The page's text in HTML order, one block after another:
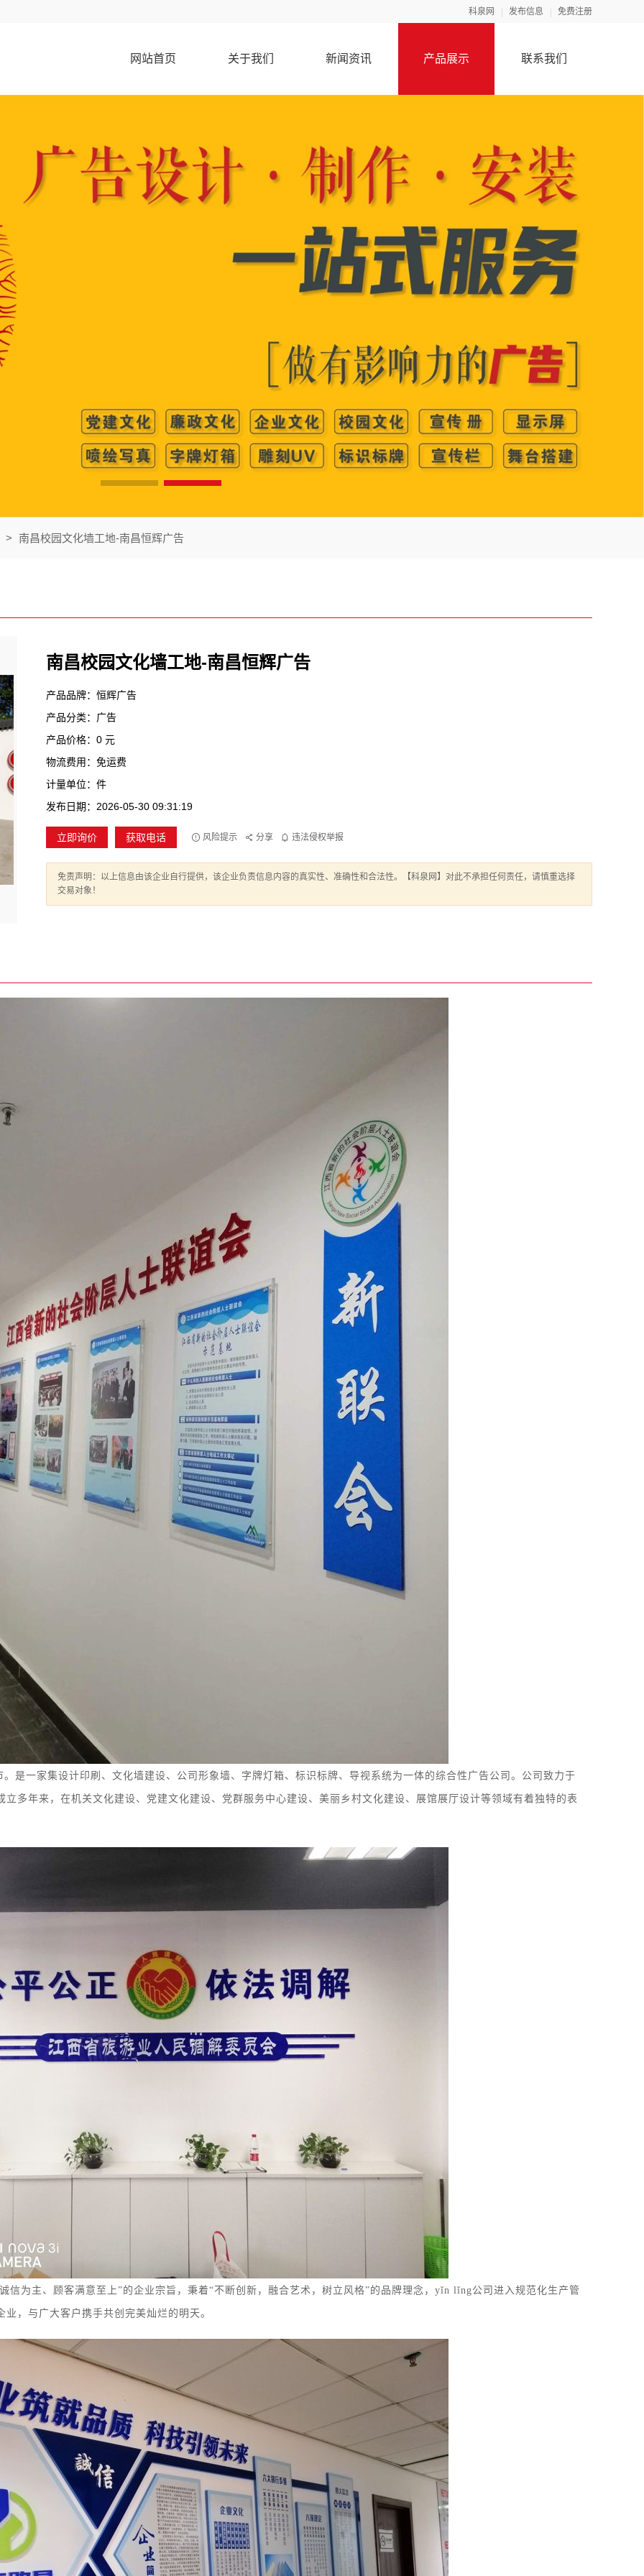
科泉网 发布信息 免费注册
网站首页 关于我们 新闻资讯 产品展示 联系我们
> 南昌校园文化墙工地-南昌恒辉广告
南昌校园文化墙工地-南昌恒辉广告
产品品牌：恒辉广告
产品分类：广告
产品价格：0 元
物流费用：免运费
计量单位：件
发布日期：2026-05-30 09:31:19
立即询价 获取电话 风险提示 分享 违法侵权举报
免责声明：以上信息由该企业自行提供，该企业负责信息内容的真实性、准确性和合法性。【科泉网】对此不承担任何责任，请慎重选择
交易对象！
是一家集设计印刷、 文化墙建设、 公司形象墙、字牌灯箱、 标识标牌、 导视系统为一体的综合性广告公司。 公司致力于
立多年来，在机关文化建设、党建文化建设、党群服务中心建设、美丽乡村文化建设、展馆展厅设计等领域有着独特的表
信为主、顾客满意至上”的企业宗旨，秉着“不断创新，融合艺术，树立风格”的品牌理念，yǐn lǐng公司进入规范化生产管
，与广大客户携手共创完美灿烂的明天。